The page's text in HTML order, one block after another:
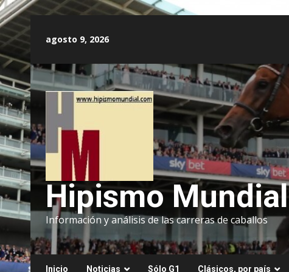
contenido
agosto 9, 2026
Hipismo Mundial
Información y análisis de las carreras de caballos
Inicio Noticias Sólo G1 Clásicos, por país